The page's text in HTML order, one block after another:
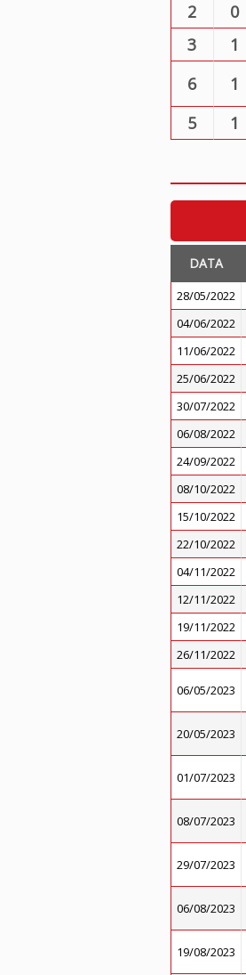
2 0
3 1
6 1
5 1
DATA
28/05/2022
04/06/2022
11/06/2022
25/06/2022
30/07/2022
06/08/2022
24/09/2022
08/10/2022
15/10/2022
22/10/2022
04/11/2022
12/11/2022
19/11/2022
26/11/2022
06/05/2023
20/05/2023
01/07/2023
08/07/2023
29/07/2023
06/08/2023
19/08/2023